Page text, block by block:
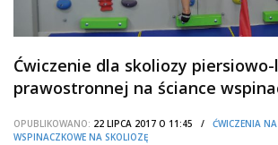
Ćwiczenie dla skoliozy
prawostronnej na ściance
OPUBLIKOWANO: 22 LIPCA 2017 O 11:45 / ĆWICZENIA
WSPINACZKOWE NA SKOLIOZĘ